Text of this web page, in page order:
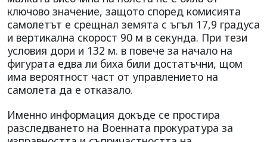
ключово значение, защото според комисията
самолетът е срещнал земята с ъгъл 17,9 градуса
и вертикална скорост 90 м в секунда. При тези
условия дори и 132 м. в повече за начало на
фигурата едва ли биха били достатъчни, щом
има вероятност част от управлението на
самолета да е отказало.
Именно информация докъде се простира
разследването на Военната прокуратура за